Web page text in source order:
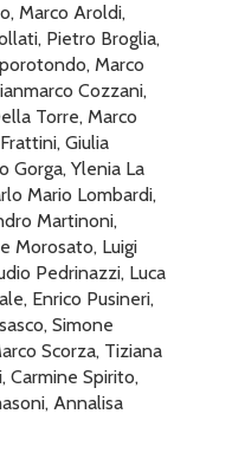
Marco Aroldi,
Pietro Broglia,
Marco
Cozzani,
Torre, Marco
Giulia
Gorga, Ylenia La
Mario Lombardi,
Martinoni,
Morosato, Luigi
Pedrinazzi, Luca
Enrico Pusineri,
Simone
Scorza, Tiziana
Carmine Spirito,
Annalisa